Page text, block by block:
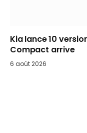
Kia lance 10
Compact arrive
6 août 2026